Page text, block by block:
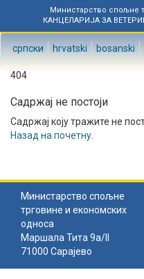
Министарство спољне
КАНЦЕЛАРИЈА ЗА
српски hrvatski bosanski
404
Садржај не постоји
Садржај коју тражите не
Назад на почетну
Министарство спољне
трговине и економских
односа
Маршала Тита 9а/II
71000 Сарајево